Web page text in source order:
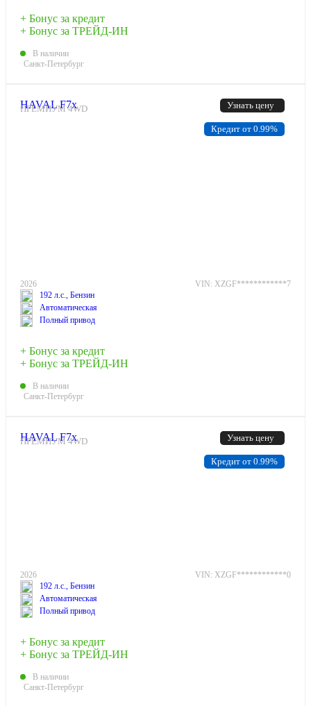
+ Бонус за кредит
+ Бонус за ТРЕЙД-ИН
В наличии
Санкт-Петербург
Узнать цену
HAVAL F7x
ПРЕМИУМ 4WD
2026
VIN: XZGF************7
192 л.с., Бензин
Автоматическая
Полный привод
+ Бонус за кредит
+ Бонус за ТРЕЙД-ИН
В наличии
Санкт-Петербург
Кредит от 0.99%
Узнать цену
HAVAL F7x
ПРЕМИУМ 4WD
2026
VIN: XZGF************0
192 л.с., Бензин
Автоматическая
Полный привод
+ Бонус за кредит
+ Бонус за ТРЕЙД-ИН
В наличии
Санкт-Петербург
Кредит от 0.99%